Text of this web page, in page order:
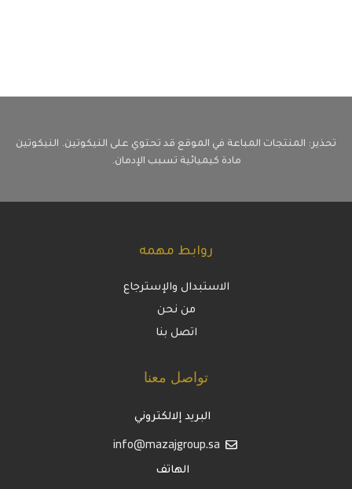
تحذير: المنتجات المباعة في الموقع قد تحتوي على النيكوتين. النيكوتين
مادة كيميائية تسبب الإدمان.
روابط مهمه
الاستبدال والإسترجاع
من نحن
اتصل بنا
تواصل معنا
البريد إلالكتروني
info@mazajgroup.sa
الهاتف